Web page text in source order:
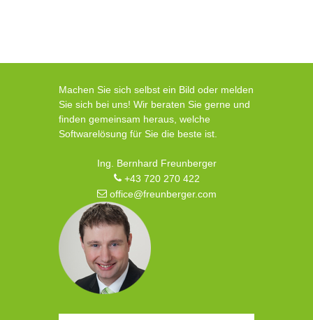
Machen Sie sich selbst ein Bild oder melden
Sie sich bei uns! Wir beraten Sie gerne und
finden gemeinsam heraus, welche
Softwarelösung für Sie die beste ist.
Ing. Bernhard Freunberger
+43 720 270 422
office@freunberger.com